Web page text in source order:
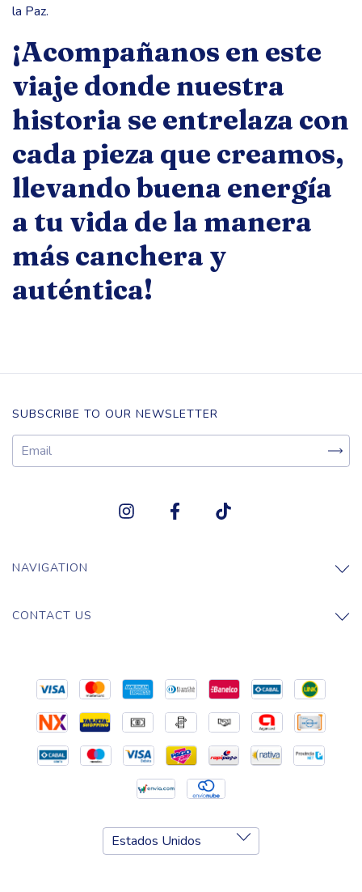
la Paz.
¡Acompañanos en este
viaje donde nuestra
historia se entrelaza con
cada pieza que creamos,
llevando buena energía
a tu vida de la manera
más canchera y
auténtica!
SUBSCRIBE TO OUR NEWSLETTER
NAVIGATION
CONTACT US